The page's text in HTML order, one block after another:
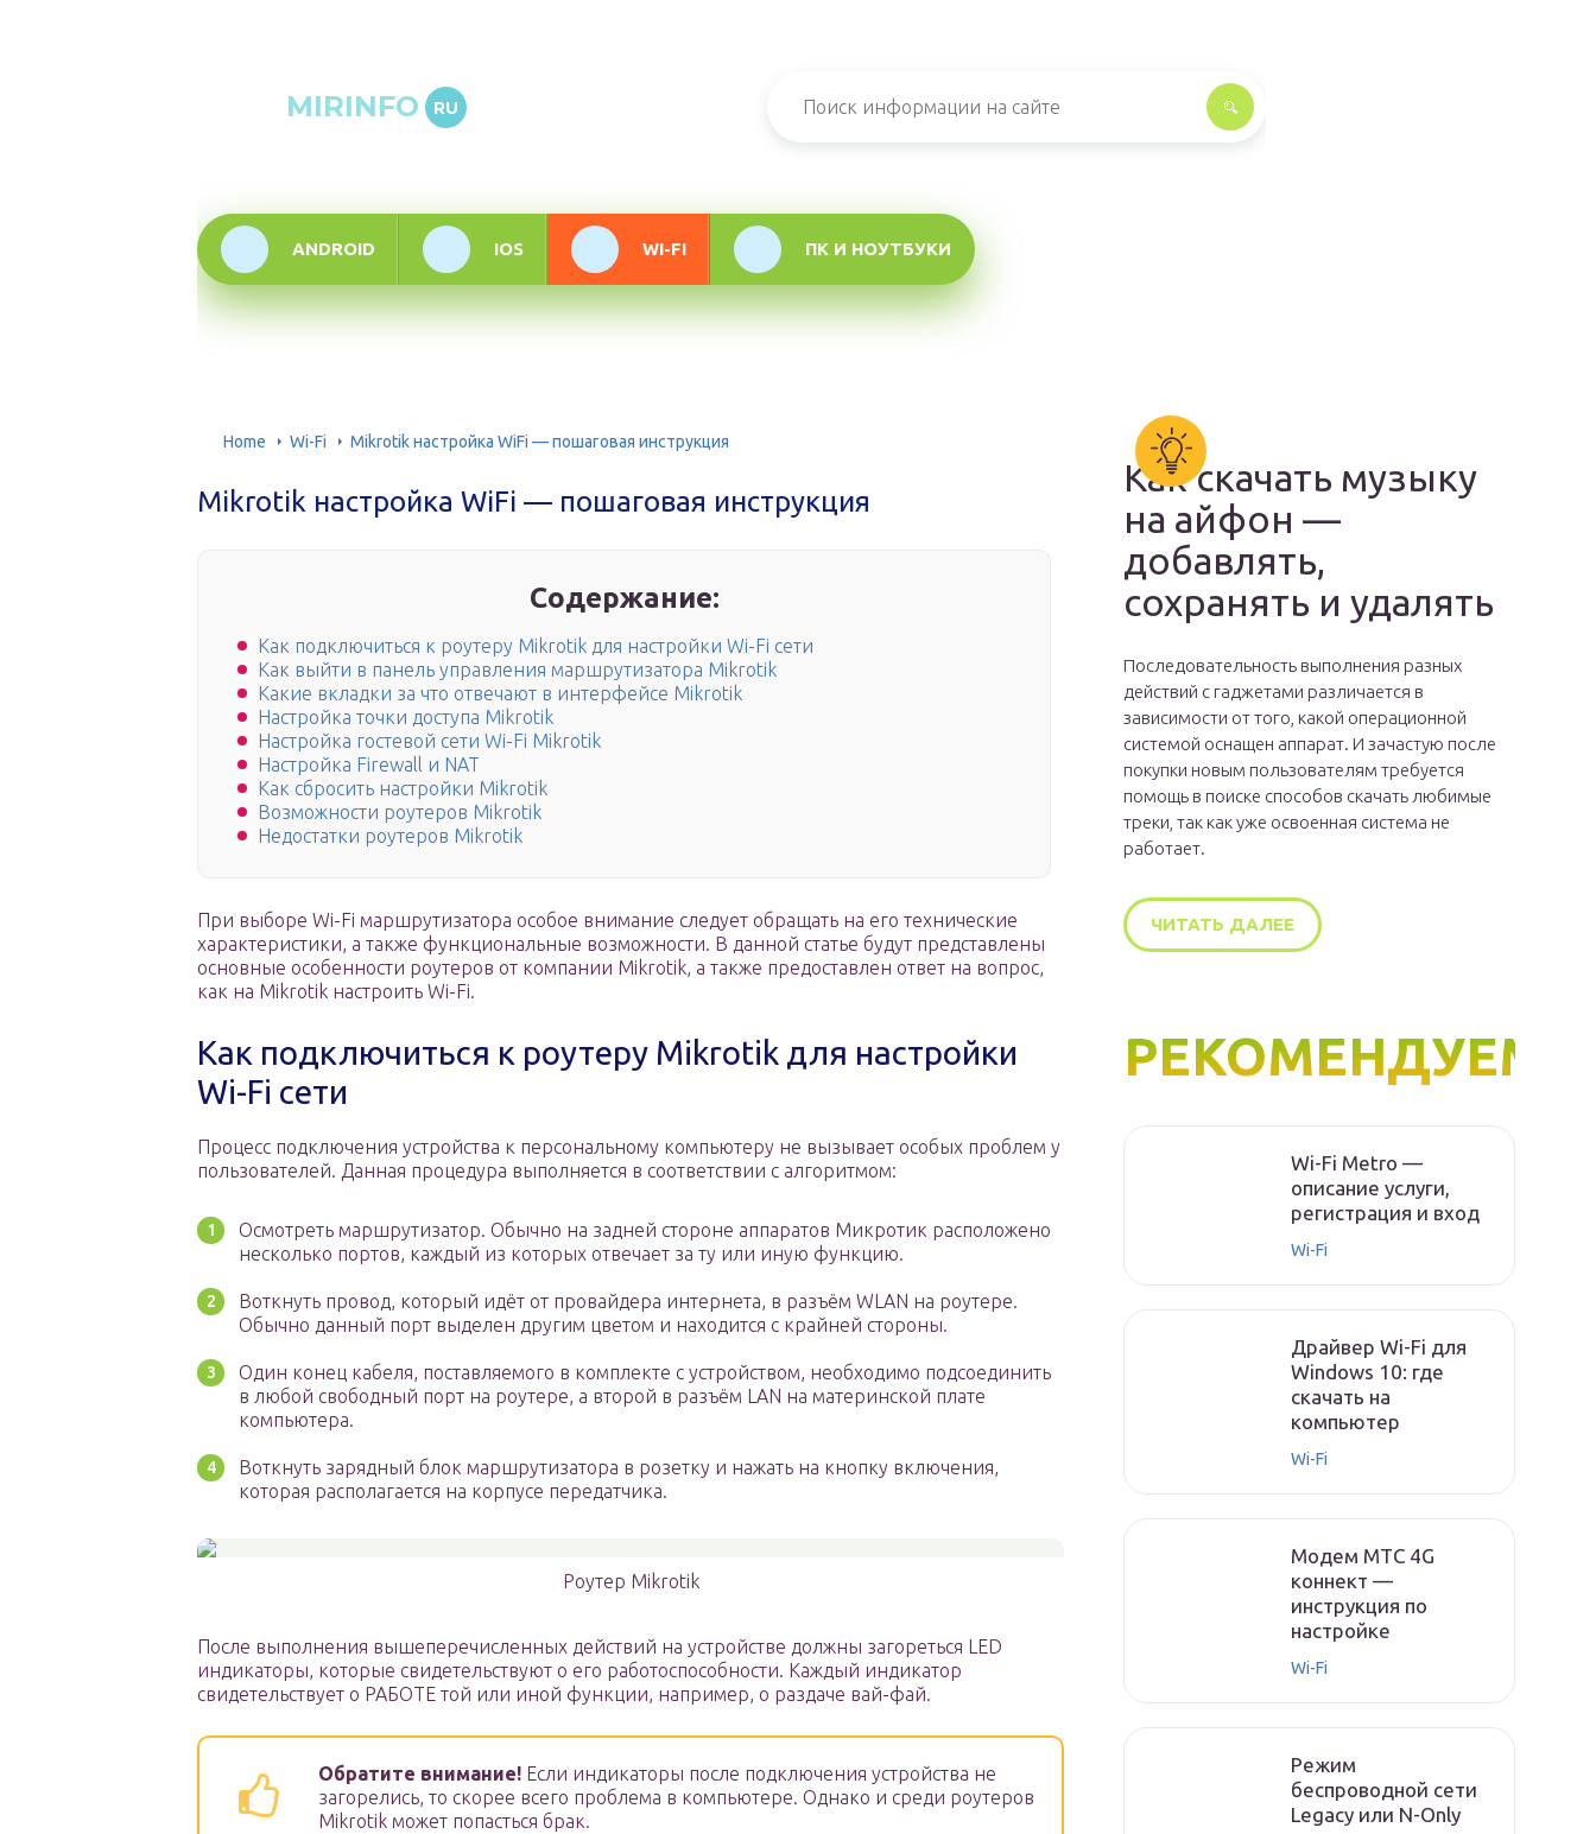
MIRINFO RU
ANDROID IOS WI-FI ПК И НОУТБУКИ
Home Wi-Fi Mikrotik настройка WiFi — пошаговая инструкция
Mikrotik настройка WiFi — пошаговая инструкция
Содержание:
Как подключиться к роутеру Mikrotik для настройки Wi-Fi сети
Как выйти в панель управления маршрутизатора Mikrotik
Какие вкладки за что отвечают в интерфейсе Mikrotik
Настройка точки доступа Mikrotik
Настройка гостевой сети Wi-Fi Mikrotik
Настройка Firewall и NAT
Как сбросить настройки Mikrotik
Возможности роутеров Mikrotik
Недостатки роутеров Mikrotik
При выборе Wi-Fi маршрутизатора особое внимание следует обращать на его технические
характеристики, а также функциональные возможности. В данной статье будут представлены
основные особенности роутеров от компании Mikrotik, а также предоставлен ответ на вопрос,
как на Mikrotik настроить Wi-Fi.
Как подключиться к роутеру Mikrotik для настройки
Wi-Fi сети
Процесс подключения устройства к персональному компьютеру не вызывает особых проблем у
пользователей. Данная процедура выполняется в соответствии с алгоритмом:
Осмотреть маршрутизатор. Обычно на задней стороне аппаратов Микротик расположено
несколько портов, каждый из которых отвечает за ту или иную функцию.
Воткнуть провод, который идёт от провайдера интернета, в разъём WLAN на роутере.
Обычно данный порт выделен другим цветом и находится с крайней стороны.
Один конец кабеля, поставляемого в комплекте с устройством, необходимо подсоединить
в любой свободный порт на роутере, а второй в разъём LAN на материнской плате
компьютера.
Воткнуть зарядный блок маршрутизатора в розетку и нажать на кнопку включения,
которая располагается на корпусе передатчика.
Роутер Mikrotik
После выполнения вышеперечисленных действий на устройстве должны загореться LED
индикаторы, которые свидетельствуют о его работоспособности. Каждый индикатор
свидетельствует о РАБОТЕ той или иной функции, например, о раздаче вай-фай.
Обратите внимание! Если индикаторы после подключения устройства не
загорелись, то скорее всего проблема в компьютере. Однако и среди роутеров
Mikrotik может попасться брак.
Как скачать музыку
на айфон —
добавлять,
сохранять и удалять
Последовательность выполнения разных
действий с гаджетами различается в
зависимости от того, какой операционной
системой оснащен аппарат. И зачастую после
покупки новым пользователям требуется
помощь в поиске способов скачать любимые
треки, так как уже освоенная система не
работает.
ЧИТАТЬ ДАЛЕЕ
РЕКОМЕНДУЕМ
Wi-Fi Metro —
описание услуги,
регистрация и вход
Wi-Fi
Драйвер Wi-Fi для
Windows 10: где
скачать на
компьютер
Wi-Fi
Модем МТС 4G
коннект —
инструкция по
настройке
Wi-Fi
Режим
беспроводной сети
Legacy или N-Only